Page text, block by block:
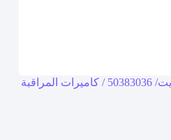
اسعار كاميرات مراقبة الكويت/ 50383036 / كاميرات المراقبة